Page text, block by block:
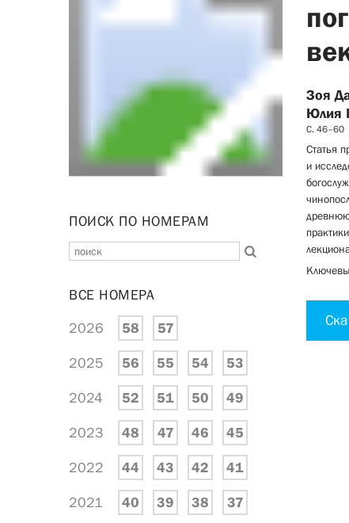
Зоя
Юлия
С. 46–60
Статья
и
ПОИСК ПО НОМЕРАМ
ВСЕ НОМЕРА
2026 58 57
2025 56 55 54 53
2024 52 51 50 49
2023 48 47 46 45
2022 44 43 42 41
2021 40 39 38 37